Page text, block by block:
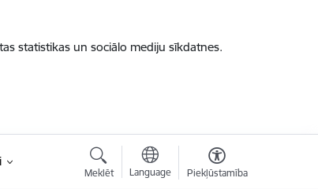
statistikas un sociālo mediju sīkdatnes.
Meklēt Language Piekļūstamība